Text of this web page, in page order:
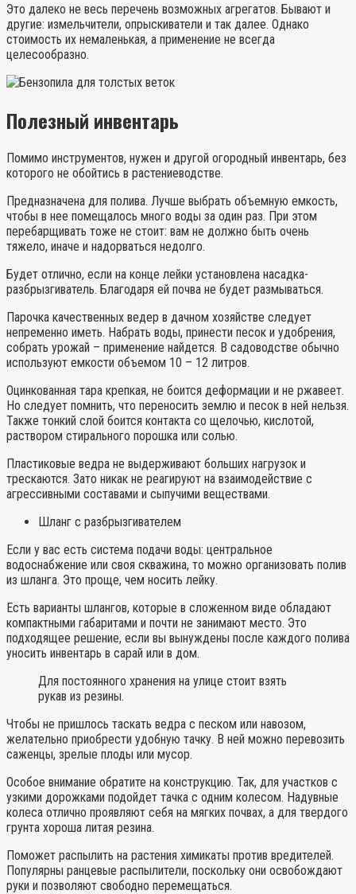
Это далеко не весь перечень возможных агрегатов. Бывают и
другие: измельчители, опрыскиватели и так далее. Однако
стоимость их немаленькая, а применение не всегда
целесообразно.
Полезный инвентарь
Помимо инструментов, нужен и другой огородный инвентарь, без
которого не обойтись в растениеводстве.
Предназначена для полива. Лучше выбрать объемную емкость,
чтобы в нее помещалось много воды за один раз. При этом
перебарщивать тоже не стоит: вам не должно быть очень
тяжело, иначе и надорваться недолго.
Будет отлично, если на конце лейки установлена насадка-
разбрызгиватель. Благодаря ей почва не будет размываться.
Парочка качественных ведер в дачном хозяйстве следует
непременно иметь. Набрать воды, принести песок и удобрения,
собрать урожай – применение найдется. В садоводстве обычно
используют емкости объемом 10 – 12 литров.
Оцинкованная тара крепкая, не боится деформации и не ржавеет.
Но следует помнить, что переносить землю и песок в ней нельзя.
Также тонкий слой боится контакта со щелочью, кислотой,
раствором стирального порошка или солью.
Пластиковые ведра не выдерживают больших нагрузок и
трескаются. Зато никак не реагируют на взаимодействие с
агрессивными составами и сыпучими веществами.
Шланг с разбрызгивателем
Если у вас есть система подачи воды: центральное
водоснабжение или своя скважина, то можно организовать полив
из шланга. Это проще, чем носить лейку.
Есть варианты шлангов, которые в сложенном виде обладают
компактными габаритами и почти не занимают место. Это
подходящее решение, если вы вынуждены после каждого полива
уносить инвентарь в сарай или в дом.
Для постоянного хранения на улице стоит взять
рукав из резины.
Чтобы не пришлось таскать ведра с песком или навозом,
желательно приобрести удобную тачку. В ней можно перевозить
саженцы, зрелые плоды или мусор.
Особое внимание обратите на конструкцию. Так, для участков с
узкими дорожками подойдет тачка с одним колесом. Надувные
колеса отлично проявляют себя на мягких почвах, а для твердого
грунта хороша литая резина.
Поможет распылить на растения химикаты против вредителей.
Популярны ранцевые распылители, поскольку они освобождают
руки и позволяют свободно перемещаться.